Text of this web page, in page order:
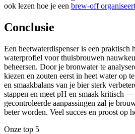
ook lezen hoe je een brew-off organiseert
Conclusie
Een heetwaterdispenser is een praktisch
waterprofiel voor thuisbrouwen
beheersen. Door je bronwater te
kiezen en zouten eerst in heet water op
en smaakbalans van je bier sterk
stappen en meet pH en smaak kritisch
gecontroleerde aanpassingen zal je
beter worden. Veel succes en proost op
Onze top 5